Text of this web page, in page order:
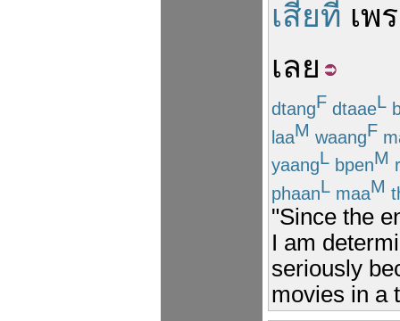
เสียที เพ
เลย
dtangF dtaaeL
laaM waangF
yaangL bpenM
phaanL maaM
"Since the
I am
seriously
movies in a